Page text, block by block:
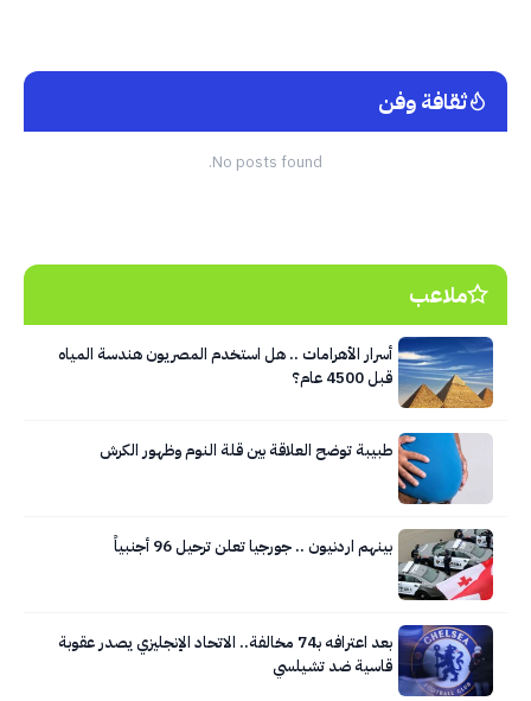
ثقافة وفن
No posts found.
ملاعب
أسرار الأهرامات .. هل استخدم المصريون هندسة المياه
قبل 4500 عام؟
طبيبة توضح العلاقة بين قلة النوم وظهور الكرش
بينهم اردنيون .. جورجيا تعلن ترحيل 96 أجنبياً
بعد اعترافه بـ74 مخالفة.. الاتحاد الإنجليزي يصدر عقوبة
قاسية ضد تشيلسي